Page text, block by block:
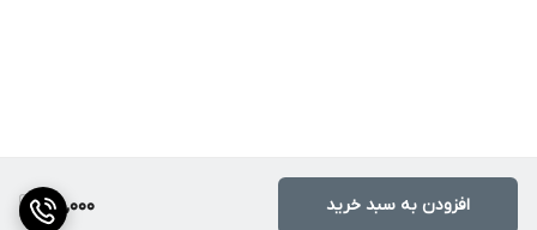
120,000 افزودن به سبد خرید